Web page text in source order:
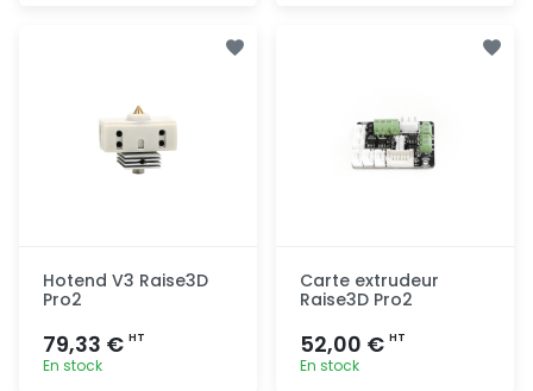
Hotend V3 Raise3D
Pro2
79,33 € HT
En stock
Carte extrudeur
Raise3D Pro2
52,00 € HT
En stock